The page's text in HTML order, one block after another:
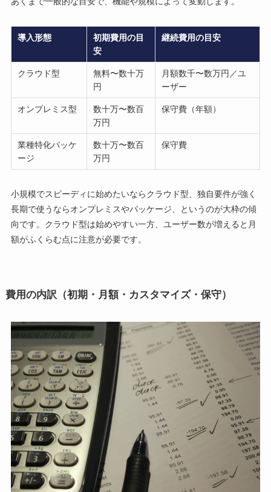
導入形態
初期費用の目
安
継続費用の目安
クラウド型
無料〜数十万
円
月額数千〜数万円／ユ
ーザー
オンプレミス型
数十万〜数百
万円
保守費（年額）
業種特化パッケ
ージ
数十万〜数百
万円
保守費
小規模でスピーディに始めたいならクラウド型、独自要件が強く
長期で使うならオンプレミスやパッケージ、というのが大枠の傾
向です。クラウド型は始めやすい一方、ユーザー数が増えると月
額がふくらむ点に注意が必要です。
費用の内訳（初期・月額・カスタマイズ・保守）